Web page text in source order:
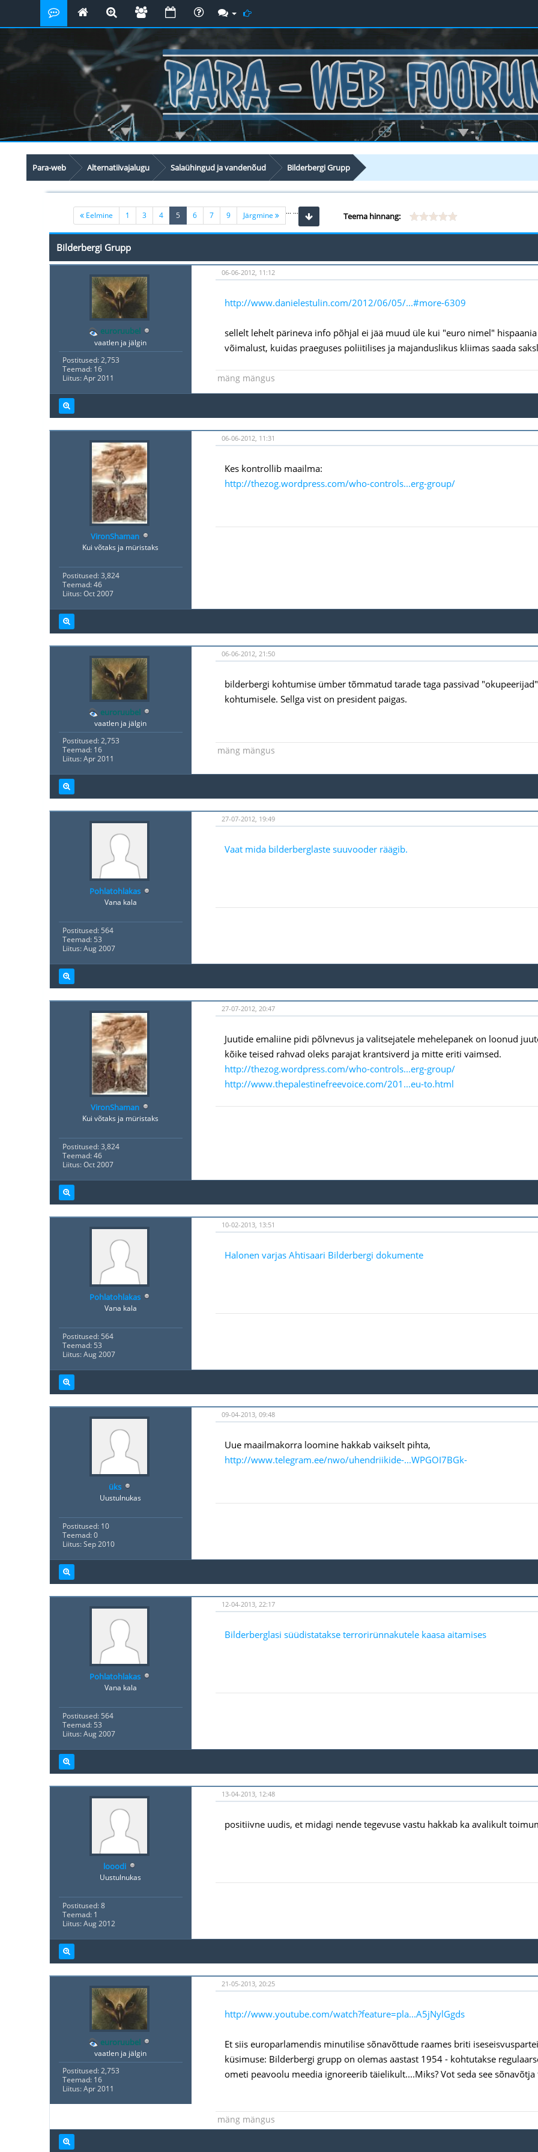
Para-web Alternatiivajalugu Salaühingud ja vandenõud Bilderbergi Grupp
Eelmine 1 ...
3 4 5 (current)
6 7 ...
9 Järgmine Teema hinnang:
Bilderbergi Grupp
euroruubel
vaatlen ja jälgin
Postitused: 2,753
Teemad: 16
Liitus: Apr 2011
06-06-2012, 11:12
http://www.danielestulin.com/2012/06/05/...#more-6309
sellelt lehelt pärineva info põhjal ei jää muud üle kui "euro nimel"
võimalust, kuidas praeguses poliitilises ja majanduslikus kliimas saada
mäng mängus
VironShaman
Kui võtaks ja müristaks
Postitused: 3,824
Teemad: 46
Liitus: Oct 2007
06-06-2012, 11:31
Kes kontrollib maailma:
http://thezog.wordpress.com/who-controls...erg-group/
euroruubel
vaatlen ja jälgin
Postitused: 2,753
Teemad: 16
Liitus: Apr 2011
06-06-2012, 21:50
bilderbergi kohtumise ümber tõmmatud tarade taga passivad
kohtumisele. Sellga vist on president paigas.
mäng mängus
Pohlatohlakas
Vana kala
Postitused: 564
Teemad: 53
Liitus: Aug 2007
27-07-2012, 19:49
Vaat mida bilderberglaste suuvooder räägib.
VironShaman
Kui võtaks ja müristaks
Postitused: 3,824
Teemad: 46
Liitus: Oct 2007
27-07-2012, 20:47
Juutide emaliine pidi põlvnevus ja valitsejatele mehelepanek on loonud
kõike teised rahvad oleks parajat krantsiverd ja mitte eriti vaimsed.
http://thezog.wordpress.com/who-controls...erg-group/
http://www.thepalestinefreevoice.com/201...eu-to.html
Pohlatohlakas
Vana kala
Postitused: 564
Teemad: 53
Liitus: Aug 2007
10-02-2013, 13:51
Halonen varjas Ahtisaari Bilderbergi dokumente
üks
Uustulnukas
Postitused: 10
Teemad: 0
Liitus: Sep 2010
09-04-2013, 09:48
Uue maailmakorra loomine hakkab vaikselt pihta,
http://www.telegram.ee/nwo/uhendriikide-...WPGOI7BGk-
Pohlatohlakas
Vana kala
Postitused: 564
Teemad: 53
Liitus: Aug 2007
12-04-2013, 22:17
Bilderberglasi süüdistatakse terrorirünnakutele kaasa aitamises
looodi
Uustulnukas
Postitused: 8
Teemad: 1
Liitus: Aug 2012
13-04-2013, 12:48
positiivne uudis, et midagi nende tegevuse vastu hakkab ka avalikult
euroruubel
vaatlen ja jälgin
Postitused: 2,753
Teemad: 16
Liitus: Apr 2011
21-05-2013, 20:25
http://www.youtube.com/watch?feature=pla...A5jNylGgds
Et siis europarlamendis minutilise sõnavõttude raames briti
küsimuse: Bilderbergi grupp on olemas aastast 1954 - kohtutakse
ometi peavoolu meedia ignoreerib täielikult....Miks? Vot seda see sõnavõtja
mäng mängus